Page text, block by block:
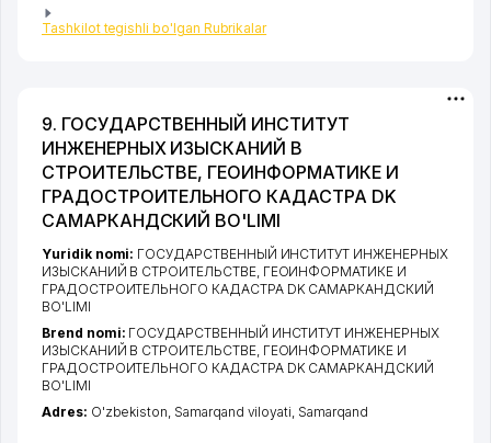
Tashkilot tegishli bo'lgan Rubrikalar
9. ГОСУДАРСТВЕННЫЙ ИНСТИТУТ
ИНЖЕНЕРНЫХ ИЗЫСКАНИЙ В
СТРОИТЕЛЬСТВЕ, ГЕОИНФОРМАТИКЕ И
ГРАДОСТРОИТЕЛЬНОГО КАДАСТРА DK
САМАРКАНДСКИЙ BO'LIMI
Yuridik nomi: ГОСУДАРСТВЕННЫЙ ИНСТИТУТ ИНЖЕНЕРНЫХ
ИЗЫСКАНИЙ В СТРОИТЕЛЬСТВЕ, ГЕОИНФОРМАТИКЕ И
ГРАДОСТРОИТЕЛЬНОГО КАДАСТРА DK САМАРКАНДСКИЙ
BO'LIMI
Brend nomi: ГОСУДАРСТВЕННЫЙ ИНСТИТУТ ИНЖЕНЕРНЫХ
ИЗЫСКАНИЙ В СТРОИТЕЛЬСТВЕ, ГЕОИНФОРМАТИКЕ И
ГРАДОСТРОИТЕЛЬНОГО КАДАСТРА DK САМАРКАНДСКИЙ
BO'LIMI
Adres: O'zbekiston, Samarqand viloyati Samarqand